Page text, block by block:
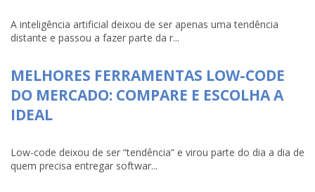
A inteligência artificial deixou de ser apenas uma tendência
distante e passou a fazer parte da r...
MELHORES FERRAMENTAS LOW-CODE
DO MERCADO: COMPARE E ESCOLHA A
IDEAL
Low-code deixou de ser “tendência” e virou parte do dia a dia de
quem precisa entregar softwar...